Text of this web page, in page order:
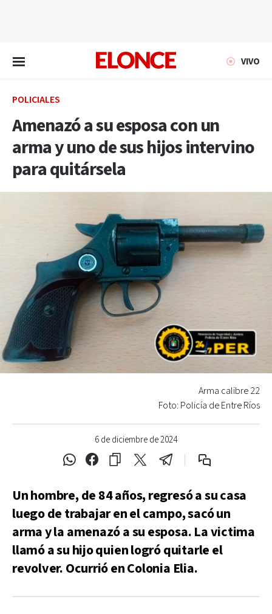
VIVO
POLICIALES
Amenazó a su esposa con un
arma y uno de sus hijos intervino
para quitársela
6 de diciembre de 2024
Arma calibre 22
Foto: Policía de Entre Ríos
Un hombre, de 84 años, regresó a su casa
luego de trabajar en el campo, sacó un
arma y la amenazó a su esposa. La victima
llamó a su hijo quien logró quitarle el
revolver. Ocurrió en Colonia Elia.